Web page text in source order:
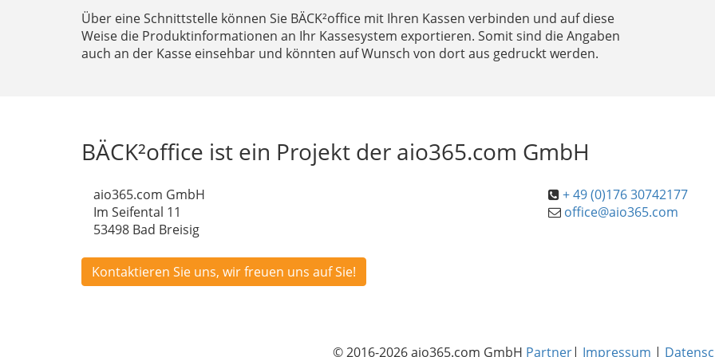
Über eine Schnittstelle können Sie BÄCK²office mit Ihren Kassen verbinden und auf diese
Weise die Produktinformationen an Ihr Kassesystem exportieren. Somit sind die Angaben
auch an der Kasse einsehbar und könnten auf Wunsch von dort aus gedruckt werden.
BÄCK²office ist ein Projekt der aio365.com GmbH
aio365.com GmbH
Im Seifental 11
53498 Bad Breisig
+ 49 (0)176 30742177
office@aio365.com
Kontaktieren Sie uns, wir freuen uns auf Sie!
© 2016-2026 aio365.com GmbH Partner| Impressum |